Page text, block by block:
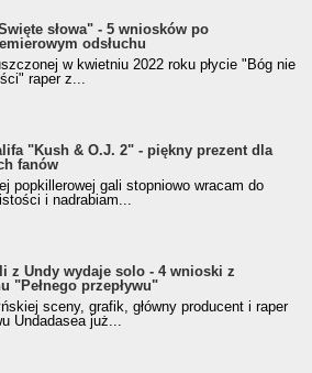
słowa" - 5 wniosków po
odsłuchu
w kwietniu 2022 roku płycie "Bóg nie
raper z...
"Kush & O.J. 2" - piękny prezent dla
fanów
popkillerowej gali stopniowo wracam do
i nadrabiam...
z Undy wydaje solo - 4 wnioski z
"Pełnego przepływu"
sceny, grafik, główny producent i raper
Undadasea już...